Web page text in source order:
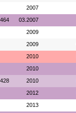
2007
03.2007
2009
2009
2010
2010
428 2010
2012
2013